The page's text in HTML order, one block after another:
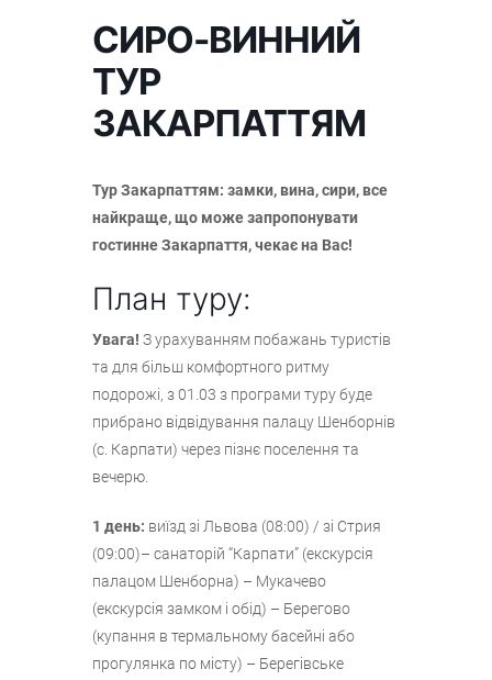
СИРО-ВИННИЙ
ТУР
ЗАКАРПАТТЯМ
Тур Закарпаттям: замки, вина, сири, все
найкраще, що може запропонувати
гостинне Закарпаття, чекає на Вас!
План туру:
Увага! З урахуванням побажань туристів
та для більш комфортного ритму
подорожі, з 01.03 з програми туру буде
прибрано відвідування палацу Шенборнів
(с. Карпати) через пізнє поселення та
вечерю.
1 день: виїзд зі Львова (08:00) / зі Стрия
(09:00)– санаторій “Карпати” (екскурсія
палацом Шенборна) – Мукачево
(екскурсія замком і обід) – Берегово
(купання в термальному басейні або
прогулянка по місту) – Берегівське